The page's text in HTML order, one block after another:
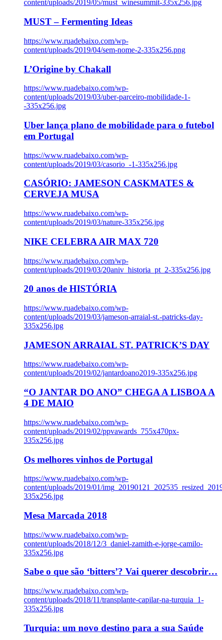
content/uploads/2019/05/must_winesummit-335x256.jpg
MUST – Fermenting Ideas
https://www.ruadebaixo.com/wp-
content/uploads/2019/04/sem-nome-2-335x256.png
L’Origine by Chakall
https://www.ruadebaixo.com/wp-
content/uploads/2019/03/uber-parceiro-mobilidade-1-
-335x256.jpg
Uber lança plano de mobilidade para o futebol
em Portugal
https://www.ruadebaixo.com/wp-
content/uploads/2019/03/casorio_-1-335x256.jpg
CASÓRIO: JAMESON CASKMATES &
CERVEJA MUSA
https://www.ruadebaixo.com/wp-
content/uploads/2019/03/nature-335x256.jpg
NIKE CELEBRA AIR MAX 720
https://www.ruadebaixo.com/wp-
content/uploads/2019/03/20aniv_historia_pt_2-335x256.jpg
20 anos de HISTÓRIA
https://www.ruadebaixo.com/wp-
content/uploads/2019/03/jameson-arraial-st.-patricks-day-
335x256.jpg
JAMESON ARRAIAL ST. PATRICK’S DAY
https://www.ruadebaixo.com/wp-
content/uploads/2019/02/jantardoano2019-335x256.jpg
“O JANTAR DO ANO” CHEGA A LISBOA A
4 DE MAIO
https://www.ruadebaixo.com/wp-
content/uploads/2019/02/ppvawards_755x470px-
335x256.jpg
Os melhores vinhos de Portugal
https://www.ruadebaixo.com/wp-
content/uploads/2019/01/
335x256.jpg
Mesa Marcada 2018
https://www.ruadebaixo.com/wp-
content/uploads/2018/12/3_daniel-zamith-e-jorge-camilo-
335x256.jpg
Sabe o que são ‘bitters’? Vai querer descobrir…
https://www.ruadebaixo.com/wp-
content/uploads/2018/11/transplante-capilar-na-turquia_1-
335x256.jpg
Turquia: um novo destino para a sua Saúde